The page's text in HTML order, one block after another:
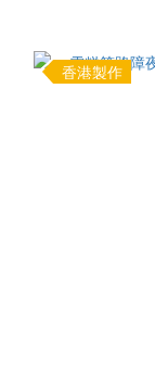
香港製作